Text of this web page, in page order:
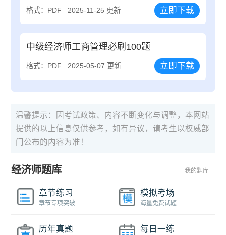
格式：PDF 2025-11-25 更新 立即下载
中级经济师工商管理必刷100题
格式：PDF 2025-05-07 更新 立即下载
温馨提示：因考试政策、内容不断变化与调整，本网站
提供的以上信息仅供参考，如有异议，请考生以权威部
门公布的内容为准！
经济师题库 我的题库
章节练习
章节专项突破
模拟考场
海量免费试题
历年真题 每日一练